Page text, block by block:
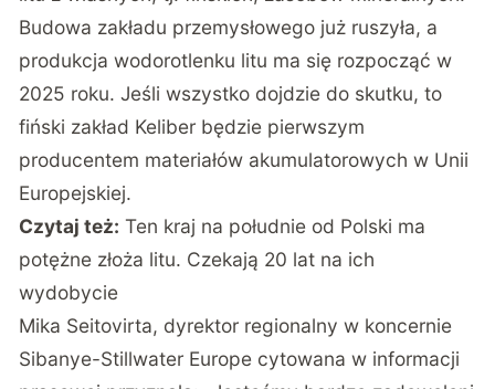
Budowa zakładu przemysłowego już ruszyła, a
produkcja wodorotlenku litu ma się rozpocząć w
2025 roku. Jeśli wszystko dojdzie do skutku, to
fiński zakład Keliber będzie pierwszym
producentem materiałów akumulatorowych w Unii
Europejskiej.
Czytaj też: Ten kraj na południe od Polski ma
potężne złoża litu. Czekają 20 lat na ich
wydobycie
Mika Seitovirta, dyrektor regionalny w koncernie
Sibanye-Stillwater Europe cytowana w informacji